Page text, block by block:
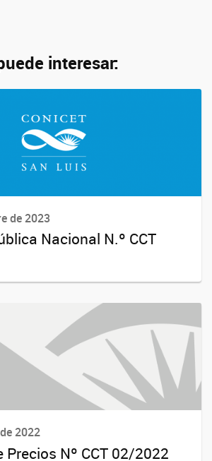
interesar:
de 2023
Nacional N.º CCT
2022
Precios Nº CCT 02/2022